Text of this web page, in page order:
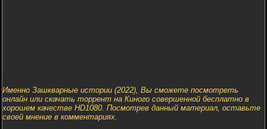
Именно Зашкварные истории (2022), Вы сможете посмотреть
онлайн или скачать торрент на Киного совершенной бесплатно в
хорошем качестве HD1080. Посмотрев данный материал, оставьте
своей мнение в комментариях.